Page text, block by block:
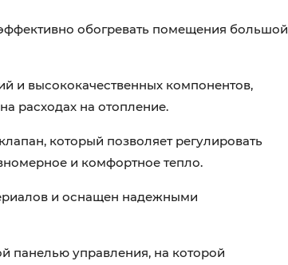
обогревать помещения большой
и высококачественных компонентов,
расходах на отопление.
который позволяет регулировать
и комфортное тепло.
и оснащен надежными
панелью управления, на которой